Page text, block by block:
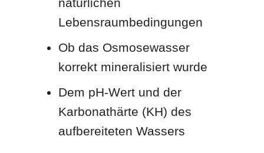
Lebensraumbedingungen
Ob das Osmosewasser
korrekt mineralisiert wurde
Dem pH-Wert und der
Karbonathärte (KH) des
aufbereiteten Wassers